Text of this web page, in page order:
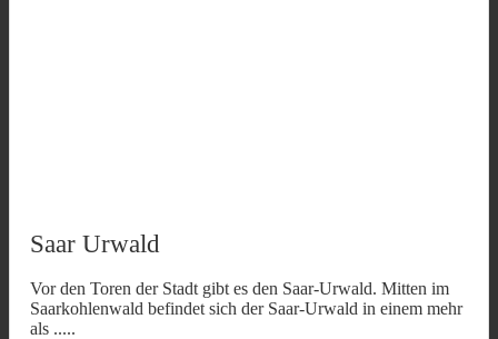
Saar Urwald
Vor den Toren der Stadt gibt es den Saar-Urwald. Mitten im
Saarkohlenwald befindet sich der Saar-Urwald in einem mehr
als .....